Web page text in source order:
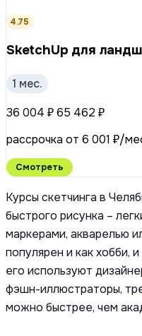
4.75
SketchUp для
1 мес.
36 004 ₽65 462 ₽
рассрочка от 6 001 ₽/
Смотреть
Курсы скетчинга в
быстрого рисунка –
маркерами, акварелью
популярен и как хобби,
его используют
фэшн-иллюстраторы,
можно быстрее, чем